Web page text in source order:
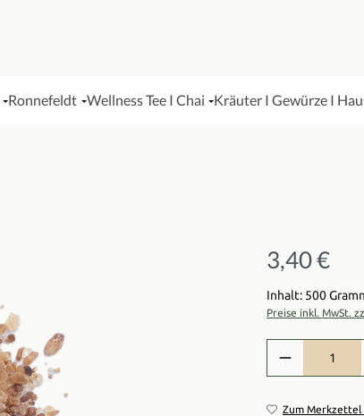
Ronnefeldt Wellness Tee I Chai Kräuter I Gewürze I
Regulärer Preis:
3,40 €
Inhalt: 500
Preise inkl. MwSt.
Produkt
Zum Merkzettel